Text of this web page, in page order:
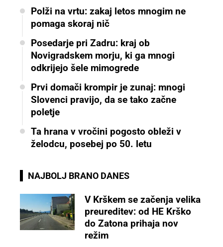
Polži na vrtu: zakaj letos mnogim ne
pomaga skoraj nič
Posedarje pri Zadru: kraj ob
Novigradskem morju, ki ga mnogi
odkrijejo šele mimogrede
Prvi domači krompir je zunaj: mnogi
Slovenci pravijo, da se tako začne
poletje
Ta hrana v vročini pogosto obleži v
želodcu, posebej po 50. letu
NAJBOLJ BRANO DANES
V Krškem se začenja velika
preureditev: od HE Krško
do Zatona prihaja nov
režim